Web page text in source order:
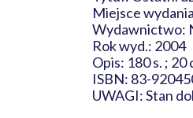
Miejsce
Wydawnictwo:
Rok wyd.: 2004
Opis: 180 s. ; 20
ISBN: 83-
UWAGI: Stan